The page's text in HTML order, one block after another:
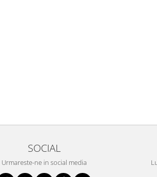
SOCIAL
Urmareste-ne in social media